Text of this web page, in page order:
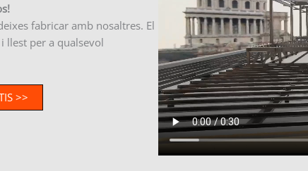
fabricar amb nosaltres. El
llest per a qualsevol
>>